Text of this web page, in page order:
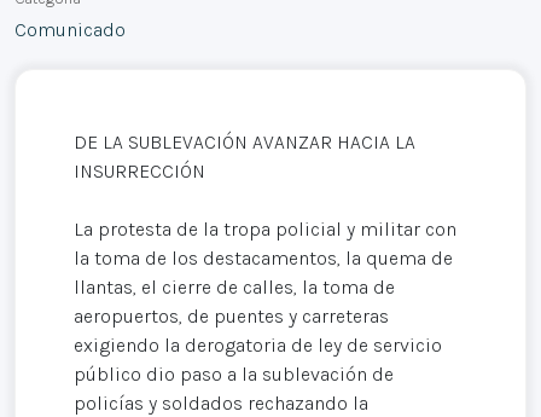
Comunicado
DE LA SUBLEVACIÓN AVANZAR HACIA LA
INSURRECCIÓN
La protesta de la tropa policial y militar con
la toma de los destacamentos, la quema de
llantas, el cierre de calles, la toma de
aeropuertos, de puentes y carreteras
exigiendo la derogatoria de ley de servicio
público dio paso a la sublevación de
policías y soldados rechazando la